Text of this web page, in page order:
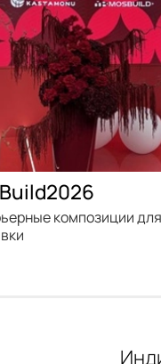
композиции для